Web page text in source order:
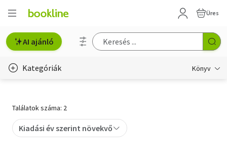
Üres
AI ajánló
Kategóriák Könyv
Gyermek- és ifjúsági
Találatok száma: 2
Kiadási év szerint növekvő